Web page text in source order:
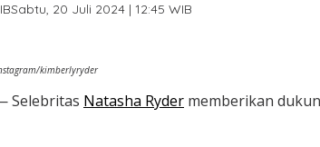
Sabtu, 20 Juli 2024 | 12:45 WIB
kimberlyryder
Selebritas Natasha Ryder memberikan